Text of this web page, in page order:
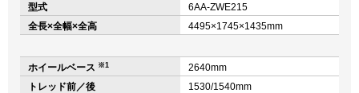
型式
6AA-ZWE215
全長×全幅×全高
4495×1745×1435mm
ホイールベース ※1
2640mm
トレッド前／後
1530/1540mm